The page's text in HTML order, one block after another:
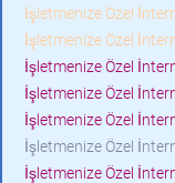
İşletmenize Özel
İşletmenize Özel
İşletmenize Özel
İşletmenize Özel
İşletmenize Özel
İşletmenize Özel
İşletmenize Özel